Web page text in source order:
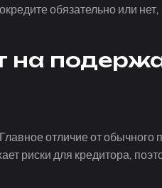
обязательно или
на
отличие от
риски для кредитора,